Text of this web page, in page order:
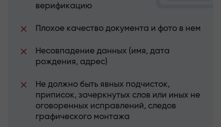
верификацию
Плохое качество документа и фото в нем
Несовпадение данных (имя, дата
рождения, адрес)
Не должно быть явных подчисток,
приписок, зачеркнутых слов или иных не
оговоренных исправлений, следов
графического монтажа